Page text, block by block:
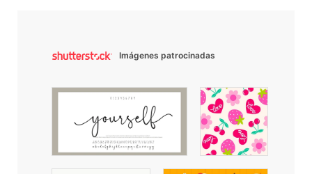
Imágenes patrocinadas